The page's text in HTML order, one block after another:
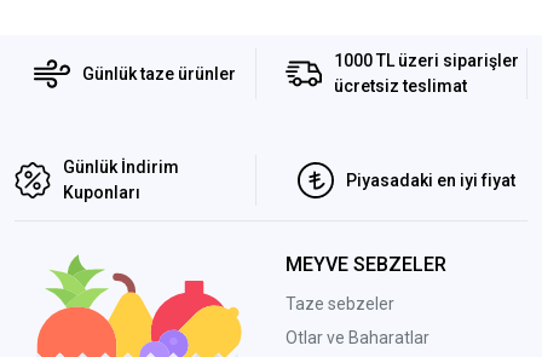
Günlük taze ürünler
1000 TL üzeri siparişler
ücretsiz teslimat
Günlük İndirim
Kuponları
Piyasadaki en iyi fiyat
MEYVE SEBZELER
Taze sebzeler
Otlar ve Baharatlar